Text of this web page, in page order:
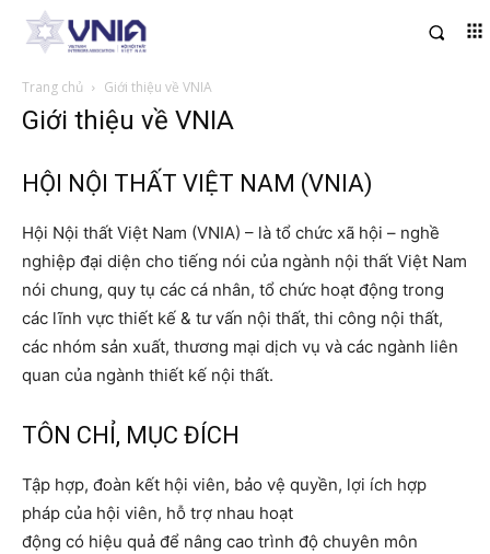
Trang chủ Giới thiệu về VNIA
Giới thiệu về VNIA
HỘI NỘI THẤT VIỆT NAM (VNIA)
Hội Nội thất Việt Nam (VNIA) – là tổ chức xã hội – nghề
nghiệp đại diện cho tiếng nói của ngành nội thất Việt Nam
nói chung, quy tụ các cá nhân, tổ chức hoạt động trong
các lĩnh vực thiết kế & tư vấn nội thất, thi công nội thất,
các nhóm sản xuất, thương mại dịch vụ và các ngành liên
quan của ngành thiết kế nội thất.
TÔN CHỈ, MỤC ĐÍCH
Tập hợp, đoàn kết hội viên, bảo vệ quyền, lợi ích hợp
pháp của hội viên, hỗ trợ nhau hoạt
động có hiệu quả để nâng cao trình độ chuyên môn